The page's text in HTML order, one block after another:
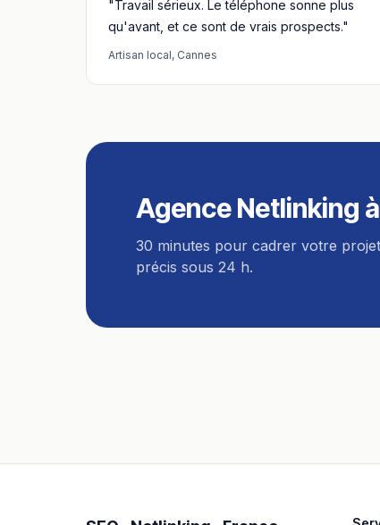
"Travail sérieux. Le téléphone sonne plus
qu'avant, et ce sont de vrais prospects."
Artisan local, Cannes
Agence Netlinking à
30 minutes pour cadrer votre
précis sous 24 h.